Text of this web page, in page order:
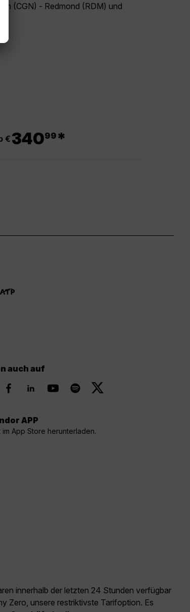
(CGN) - Redmond (RDM) und
€ 34099 *
auch auf
APP
im App Store herunterladen.
innerhalb der letzten 24 Stunden verfügbar
Zero, unsere restriktivste Tarifoption. Es